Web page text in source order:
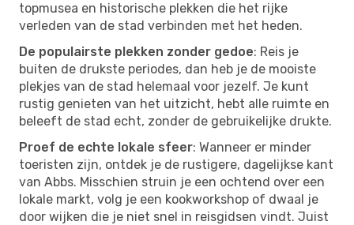
topmusea en historische plekken die het rijke
verleden van de stad verbinden met het heden.
De populairste plekken zonder gedoe: Reis je
buiten de drukste periodes, dan heb je de mooiste
plekjes van de stad helemaal voor jezelf. Je kunt
rustig genieten van het uitzicht, hebt alle ruimte en
beleeft de stad echt, zonder de gebruikelijke drukte.
Proef de echte lokale sfeer: Wanneer er minder
toeristen zijn, ontdek je de rustigere, dagelijkse kant
van Abbs. Misschien struin je een ochtend over een
lokale markt, volg je een kookworkshop of dwaal je
door wijken die je niet snel in reisgidsen vindt. Juist